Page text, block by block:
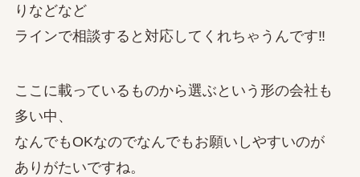
りなどなど
ラインで相談すると対応してくれちゃうんです‼
ここに載っているものから選ぶという形の会社も
多い中、
なんでもOKなのでなんでもお願いしやすいのが
ありがたいですね。